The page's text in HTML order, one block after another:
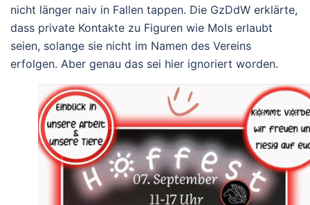
nicht länger naiv in Fallen tappen. Die GzDdW erklärte,
dass private Kontakte zu Figuren wie Mols erlaubt
seien, solange sie nicht im Namen des Vereins
erfolgen. Aber genau das sei hier ignoriert worden.